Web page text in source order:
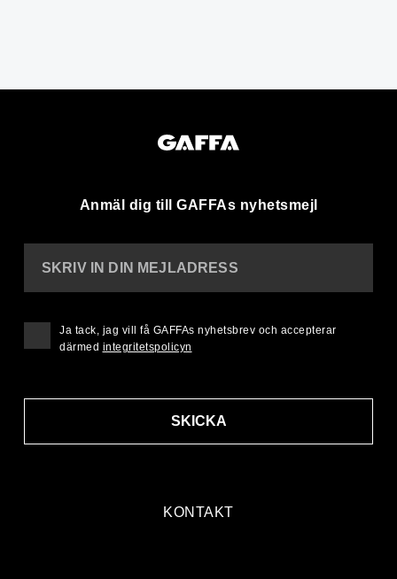
Anmäl dig till GAFFAs nyhetsmejl
KONTAKT
SKRIV IN DIN MEJLADRESS
SKICKA
Ja tack, jag vill få GAFFAs nyhetsbrev och accepterar
därmed integritetspolicyn